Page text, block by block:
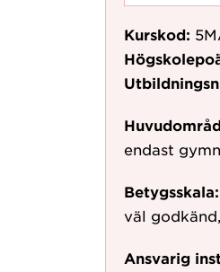
Kurskod:
endast
Betygsskala:
väl
Ansvarig